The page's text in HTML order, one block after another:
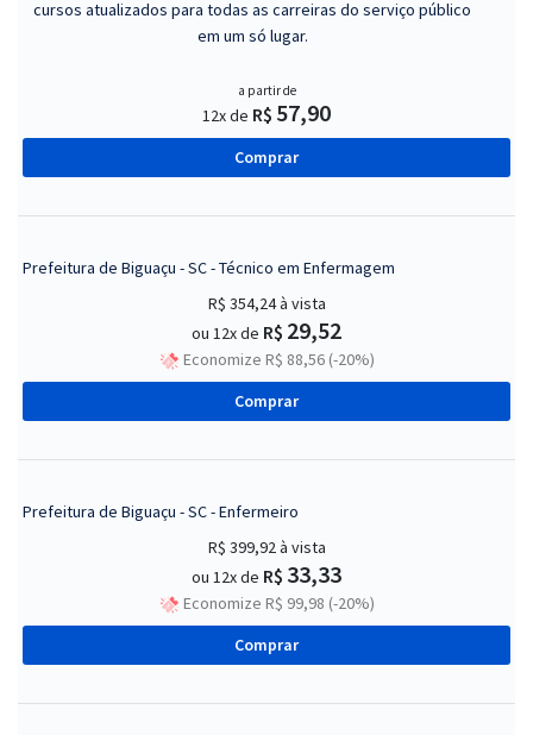
cursos atualizados para todas as carreiras do serviço público
em um só lugar.
a partir de
12x de R$ 57,90
Comprar
Prefeitura de Biguaçu - SC - Técnico em Enfermagem
R$ 354,24à vista
ou 12x de R$ 29,52
Economize R$ 88,56 (-20%)
Comprar
Prefeitura de Biguaçu - SC - Enfermeiro
R$ 399,92à vista
ou 12x de R$ 33,33
Economize R$ 99,98 (-20%)
Comprar